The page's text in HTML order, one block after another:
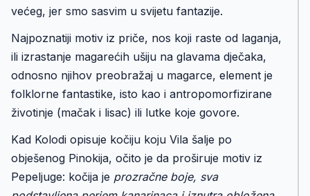
većeg, jer smo sasvim u svijetu fantazije.
Najpoznatiji motiv iz priče, nos koji raste od laganja,
ili izrastanje magarećih ušiju na glavama dječaka,
odnosno njihov preobražaj u magarce, element je
folklorne fantastike, isto kao i antropomorfizirane
životinje (mačak i lisac) ili lutke koje govore.
Kad Kolodi opisuje kočiju koju Vila šalje po
obješenog Pinokija, očito je da proširuje motiv iz
Pepeljuge: kočija je prozračne boje, sva